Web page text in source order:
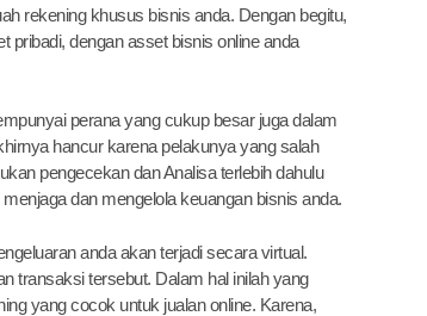
rekening khusus bisnis anda. Dengan begitu,
pribadi, dengan asset bisnis online anda
perana yang cukup besar juga dalam
hancur karena pelakunya yang salah
pengecekan dan Analisa terlebih dahulu
dan mengelola keuangan bisnis anda.
anda akan terjadi secara virtual.
transaksi tersebut. Dalam hal inilah yang
yang cocok untuk jualan online. Karena,